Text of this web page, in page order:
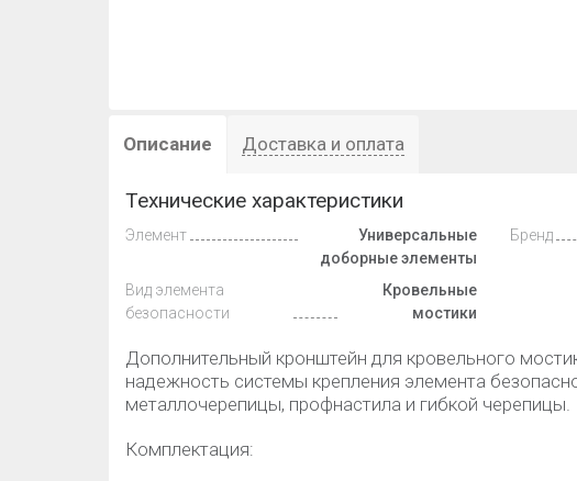
Описание Доставка и оплата
Технические характеристики
Элемент
Универсальные
доборные элементы
Вид элемента
безопасности
Кровельные
мостики
Бренд
Дополнительный кронштейн для кровельного
надежность системы крепления элемента
металлочерепицы, профнастила и гибкой черепицы.
Комплектация: